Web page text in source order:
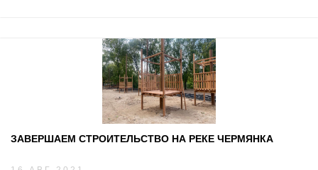
ЗАВЕРШАЕМ СТРОИТЕЛЬСТВО НА РЕКЕ ЧЕРМЯНКА